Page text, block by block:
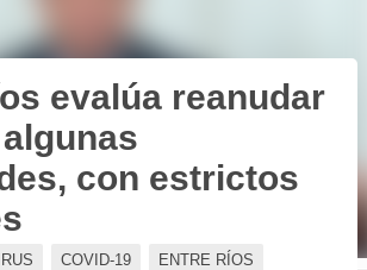
evalúa reanudar
con estrictos
COVID-19 ENTRE RÍOS